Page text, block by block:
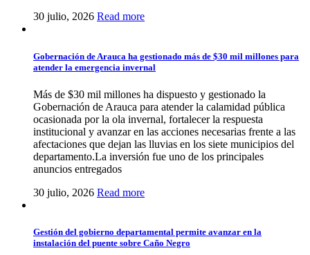
30 julio, 2026 Read more
Gobernación de Arauca ha gestionado más de $30 mil millones para
atender la emergencia invernal
Más de $30 mil millones ha dispuesto y gestionado la
Gobernación de Arauca para atender la calamidad pública
ocasionada por la ola invernal, fortalecer la respuesta
institucional y avanzar en las acciones necesarias frente a las
afectaciones que dejan las lluvias en los siete municipios del
departamento.La inversión fue uno de los principales
anuncios entregados
30 julio, 2026 Read more
Gestión del gobierno departamental permite avanzar en la
instalación del puente sobre Caño Negro